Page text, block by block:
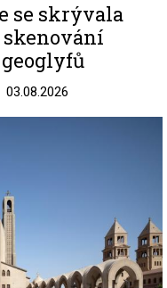
se skrývala
skenování
03.08.2026